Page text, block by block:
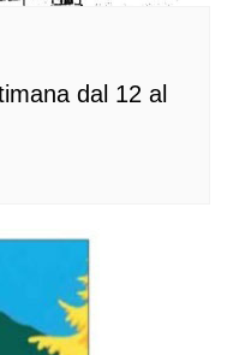
dal 12 al